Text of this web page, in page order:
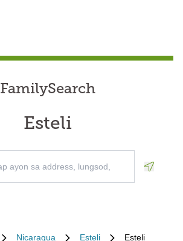
FamilySearch
Esteli
Nicaragua Esteli Esteli